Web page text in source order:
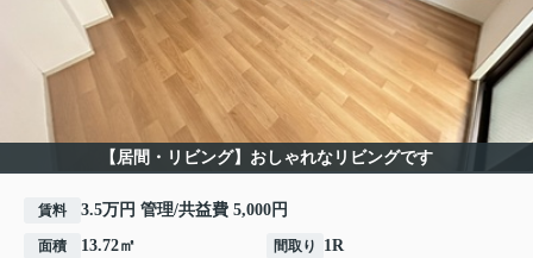
【居間・リビング】おしゃれなリビングです
賃料 3.5万円 管理/共益費 5,000円
面積 13.72㎡ 間取り 1R